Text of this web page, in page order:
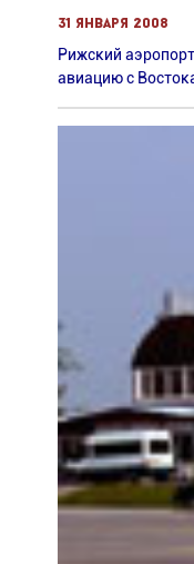
31 января 2008
Рижский
авиацию с